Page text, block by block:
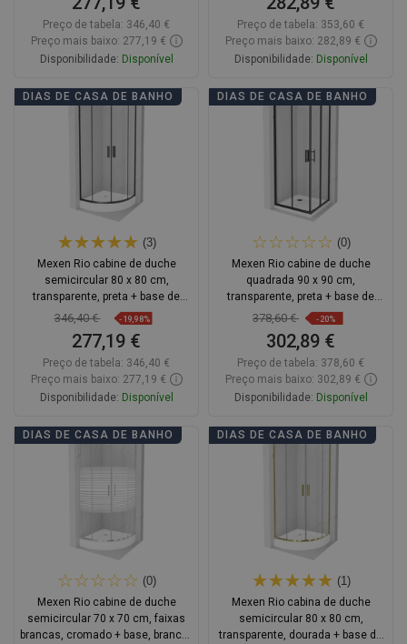
Preço de tabela: 346,40 €
Preço mais baixo: 277,19 €
Disponibilidade: Disponível
Adicionar
Preço de tabela: 353,60 €
Preço mais baixo: 282,89 €
Disponibilidade: Disponível
Adicionar
DIAS DE CASA DE BANHO
(3)
Mexen Rio cabine de duche
semicircular 80 x 80 cm,
transparente, preta + base de
duche, branca - 863-080-080-70-
346,40 € -19,98%
277,19 €
Preço de tabela: 346,40 €
Preço mais baixo: 277,19 €
Disponibilidade: Disponível
Adicionar
DIAS DE CASA DE BANHO
(0)
Mexen Rio cabine de duche
quadrada 90 x 90 cm,
transparente, preta + base de
duche Flat, branca - 860-090-090-
378,60 € -20%
302,89 €
Preço de tabela: 378,60 €
Preço mais baixo: 302,89 €
Disponibilidade: Disponível
Adicionar
DIAS DE CASA DE BANHO
(0)
Mexen Rio cabine de duche
semicircular 70 x 70 cm, faixas
brancas, cromado + base, branco -
DIAS DE CASA DE BANHO
(1)
Mexen Rio cabina de duche
semicircular 80 x 80 cm,
transparente, dourada + base de